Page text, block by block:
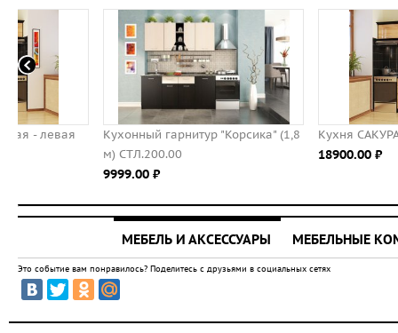
Кухонный гарнитур "Корсика" (1,8
Кухня САКУРА-2, правая -
МЕБЕЛЬ И АКСЕССУАРЫ МЕБЕЛЬНЫЕ
Это событие вам понравилось? Поделитесь с друзьями в социальных сетях